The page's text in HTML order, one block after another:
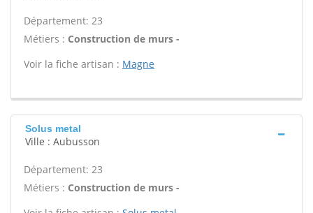
Département: 23
Métiers : Construction de murs -
Voir la fiche artisan : Magne
Solus metal
Ville : Aubusson
Département: 23
Métiers : Construction de murs -